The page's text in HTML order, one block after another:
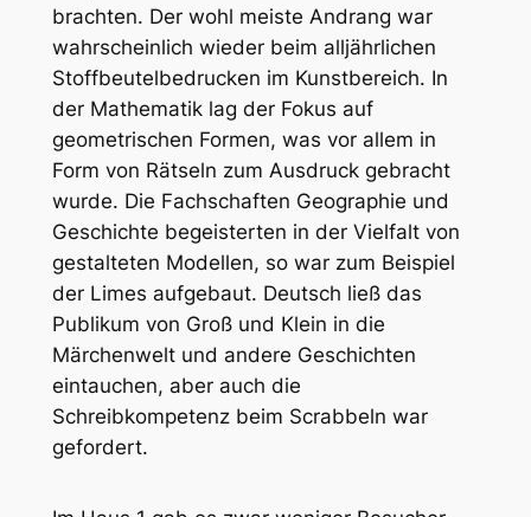
brachten. Der wohl meiste Andrang war
wahrscheinlich wieder beim alljährlichen
Stoffbeutelbedrucken im Kunstbereich. In
der Mathematik lag der Fokus auf
geometrischen Formen, was vor allem in
Form von Rätseln zum Ausdruck gebracht
wurde. Die Fachschaften Geographie und
Geschichte begeisterten in der Vielfalt von
gestalteten Modellen, so war zum Beispiel
der Limes aufgebaut. Deutsch ließ das
Publikum von Groß und Klein in die
Märchenwelt und andere Geschichten
eintauchen, aber auch die
Schreibkompetenz beim Scrabbeln war
gefordert.